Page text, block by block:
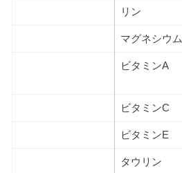
リン
マグネシウム
ビタミンA
ビタミンC
ビタミンE
タウリン